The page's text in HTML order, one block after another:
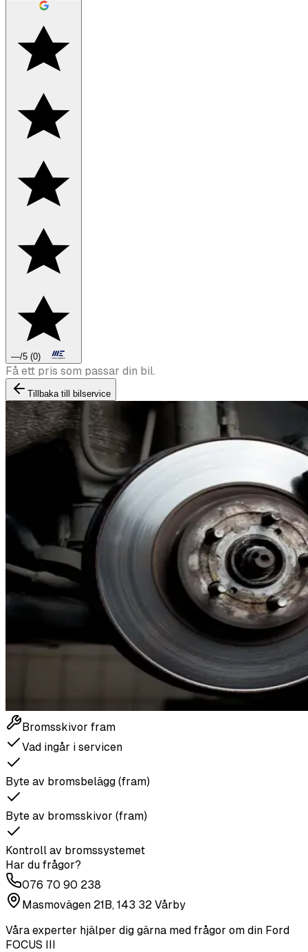
—/5 (0)
Boka däckbyte eller montering inför vintern.
Tillbaka till bilservice
Bromsskivor fram
Vad ingår i servicen
Byte av bromsbelägg (fram)
Byte av bromsskivor (fram)
Kontroll av bromssystemet
Har du frågor?
076 70 90 238
Masmovägen 21B, 143 32 Vårby
Våra experter hjälper dig gärna med frågor om din Ford
FOCUS III